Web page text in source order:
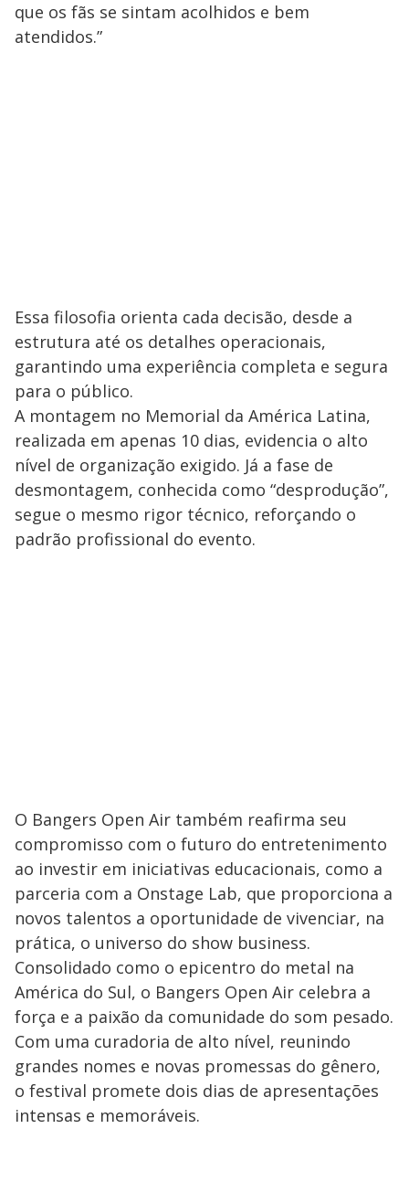
que os fãs se sintam acolhidos e bem
atendidos.”
Essa filosofia orienta cada decisão, desde a
estrutura até os detalhes operacionais,
garantindo uma experiência completa e segura
para o público.
A montagem no Memorial da América Latina,
realizada em apenas 10 dias, evidencia o alto
nível de organização exigido. Já a fase de
desmontagem, conhecida como “desprodução”,
segue o mesmo rigor técnico, reforçando o
padrão profissional do evento.
O Bangers Open Air também reafirma seu
compromisso com o futuro do entretenimento
ao investir em iniciativas educacionais, como a
parceria com a Onstage Lab, que proporciona a
novos talentos a oportunidade de vivenciar, na
prática, o universo do show business.
Consolidado como o epicentro do metal na
América do Sul, o Bangers Open Air celebra a
força e a paixão da comunidade do som pesado.
Com uma curadoria de alto nível, reunindo
grandes nomes e novas promessas do gênero,
o festival promete dois dias de apresentações
intensas e memoráveis.